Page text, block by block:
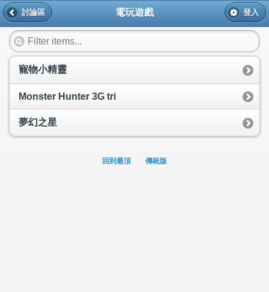
電玩遊戲
討論區 登入
寵物小精靈
Monster Hunter 3G tri
夢幻之星
回到最頂 傳統版